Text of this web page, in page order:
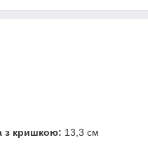
з кришкою: 13,3 см